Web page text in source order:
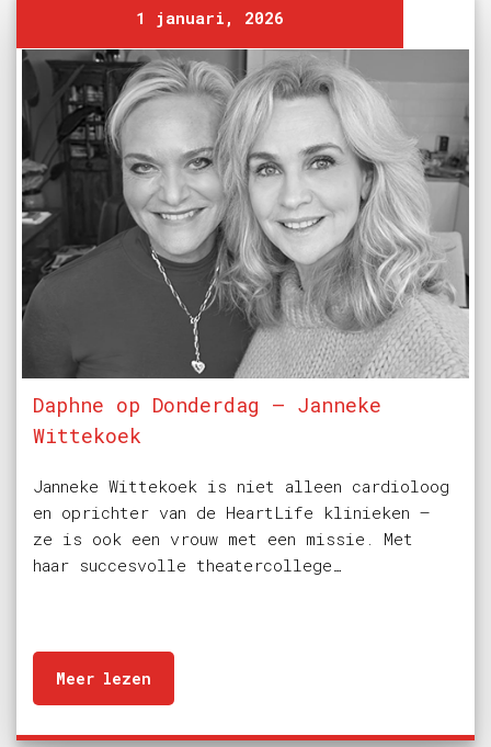
1 januari, 2026
Daphne op Donderdag – Janneke
Wittekoek
Janneke Wittekoek is niet alleen cardioloog
en oprichter van de HeartLife klinieken –
ze is ook een vrouw met een missie. Met
haar succesvolle theatercollege…
Meer lezen